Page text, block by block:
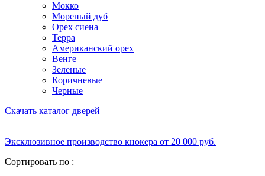
Мокко
Мореный дуб
Орех сиена
Терра
Американский орех
Венге
Зеленые
Коричневые
Черные
Скачать каталог дверей
Эксклюзивное производство кнокера от 20 000 руб.
Сортировать по :